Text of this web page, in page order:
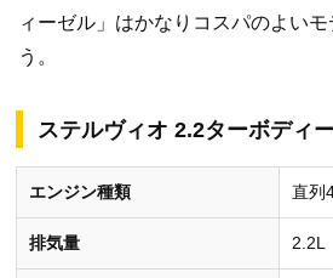
ィーゼル」はかなりコスパのよい
う。
ステルヴィオ 2.2ターボディ
エンジン種類 直列
排気量 2.2L